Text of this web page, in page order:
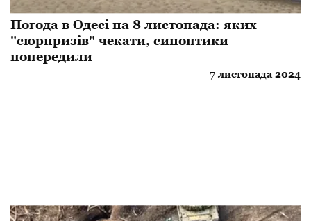
Погода в Одесі на 8 листопада: яких
"сюрпризів" чекати, синоптики
попередили
7 листопада 2024